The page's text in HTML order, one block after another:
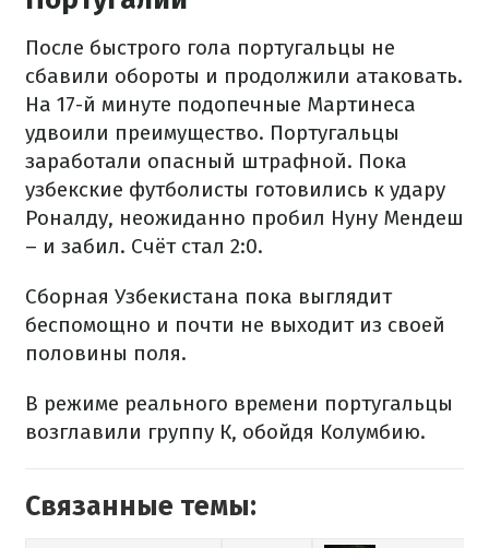
После быстрого гола португальцы не
сбавили обороты и продолжили атаковать.
На 17-й минуте подопечные Мартинеса
удвоили преимущество. Португальцы
заработали опасный штрафной. Пока
узбекские футболисты готовились к удару
Роналду, неожиданно пробил Нуну Мендеш
– и забил. Счёт стал 2:0.
Сборная Узбекистана пока выглядит
беспомощно и почти не выходит из своей
половины поля.
В режиме реального времени португальцы
возглавили группу К, обойдя Колумбию.
Связанные темы: